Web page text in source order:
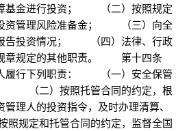
障基金进行投资； （二）按照规定
资管理风险准备金； （三）向全
告投资情况； （四）法律、行政
章规定的其他职责。 第十四条
履行下列职责： （一）安全保管
（二）按照托管合同的约定，根
理人的投资指令，及时办理清算、
规定和托管合同的约定，监督全国